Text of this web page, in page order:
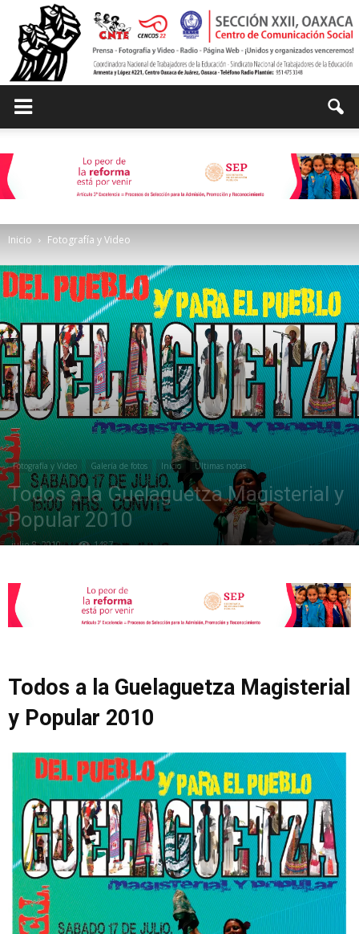
de
Comunicación
Social
de
la
XXII
Inicio Fotografía y Video
Fotografía y Video Galería de fotos Inicio Últimas notas
Todos a la Guelaguetza Magisterial y
Popular 2010
julio 8, 2010 1487
Todos a la Guelaguetza Magisterial
y Popular 2010